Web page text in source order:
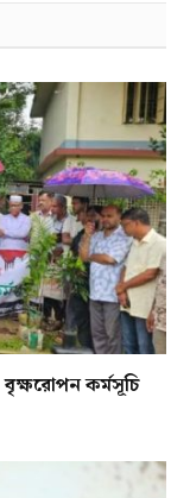
কর্মসূচি